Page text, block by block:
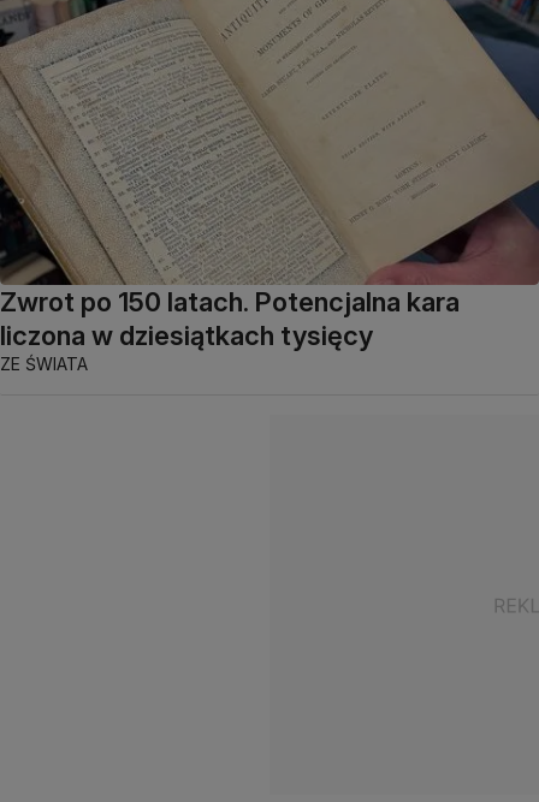
Zwrot po 150 latach. Potencjalna kara
liczona w dziesiątkach tysięcy
ZE ŚWIATA